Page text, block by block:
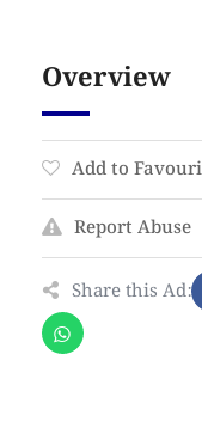
Overview
Add to
Report Abuse
Share this Ad: